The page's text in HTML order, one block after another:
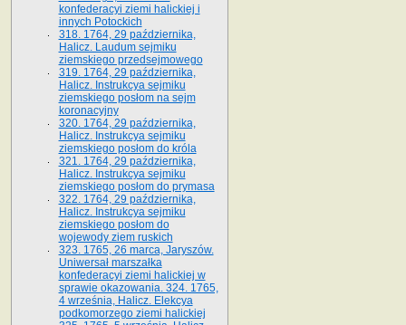
konfederacyi ziemi halickiej i
innych Potockich
318. 1764, 29 października,
Halicz. Laudum sejmiku
ziemskiego przedsejmowego
319. 1764, 29 października,
Halicz. Instrukcya sejmiku
ziemskiego posłom na sejm
koronacyjny
320. 1764, 29 października,
Halicz. Instrukcya sejmiku
ziemskiego posłom do króla
321. 1764, 29 października,
Halicz. Instrukcya sejmiku
ziemskiego posłom do prymasa
322. 1764, 29 października,
Halicz. Instrukcya sejmiku
ziemskiego posłom do
wojewody ziem ruskich
323. 1765, 26 marca, Jaryszów.
Uniwersał marszałka
konfederacyi ziemi halickiej w
sprawie okazowania. 324. 1765,
4 września, Halicz. Elekcya
podkomorzego ziemi halickiej